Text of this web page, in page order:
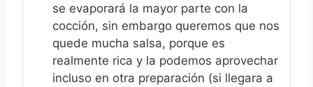
se evaporará la mayor parte con la
cocción, sin embargo queremos que nos
quede mucha salsa, porque es
realmente rica y la podemos aprovechar
incluso en otra preparación (si llegara a